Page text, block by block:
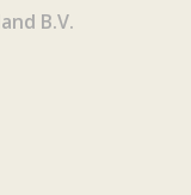
B.V.